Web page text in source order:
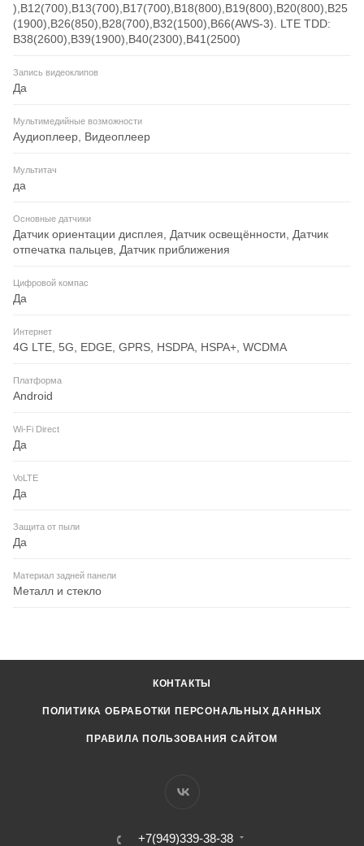
),B12(700),B13(700),B17(700),B18(800),B19(800),B20(800),B25
(1900),B26(850),B28(700),B32(1500),B66(AWS-3). LTE TDD:
B38(2600),B39(1900),B40(2300),B41(2500)
Запись видеоклипов
Да
Мультимедийные возможности
Аудиоплеер, Видеоплеер
Мультитач
да
Основные датчики
Датчик ориентации дисплея, Датчик освещённости, Датчик
отпечатка пальцев, Датчик приближения
Цифровой компас
Да
Интернет
4G LTE, 5G, EDGE, GPRS, HSDPA, HSPA+, WCDMA
Платформа
Android
Wi-Fi Direct
Да
VoLTE
Да
Защита от пыли
Да
Материал задней панели
Металл и стекло
КОНТАКТЫ
ПОЛИТИКА ОБРАБОТКИ ПЕРСОНАЛЬНЫХ ДАННЫХ
ПРАВИЛА ПОЛЬЗОВАНИЯ САЙТОМ
+7(949)339-38-38